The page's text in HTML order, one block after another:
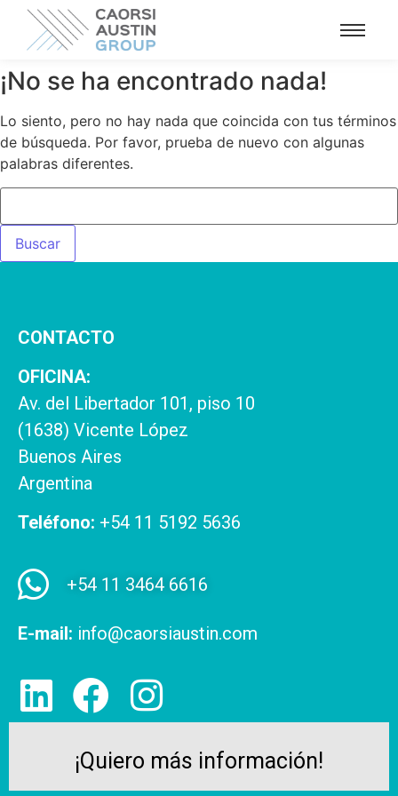
¡No se ha encontrado nada!
Lo siento, pero no hay nada que coincida con tus términos
de búsqueda. Por favor, prueba de nuevo con algunas
palabras diferentes.
CONTACTO
OFICINA:
Av. del Libertador 101, piso 10
(1638) Vicente López
Buenos Aires
Argentina
Teléfono: +54 11 5192 5636
+54 11 3464 6616
E-mail: info@caorsiaustin.com
¡Quiero más información!